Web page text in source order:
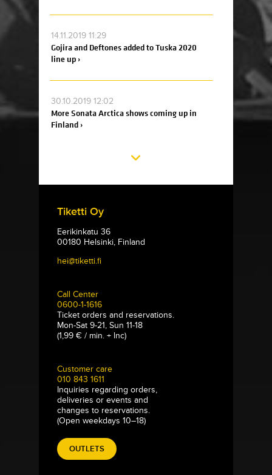
14.11.2019 11:29
Gojira and Deftones added to Tuska 2020
line up ›
30.10.2019 12:02
More Sonata Arctica shows coming up in
Finland ›
Tiketti Oy
Eerikinkatu 36
00180 Helsinki, Finland
hei@tiketti.fi
Call Center
0600-1-1616
Ticket orders and reservations.
Mon-Sat 9-21, Sun 11-18
(1,99 € / min. + lnc)
Customer care
010 843 1611
Inquiries regarding orders,
deliveries or events and
changes to reservations.
(Open weekdays 10–18)
OUTLETS